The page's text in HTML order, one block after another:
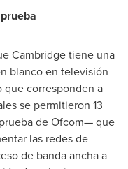
Cambridge tiene una
blanco en televisión
corresponden a
se permitieron 13
de Ofcom— que
las redes de
de banda ancha a